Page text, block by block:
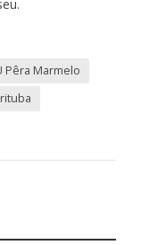
Pêra Marmelo